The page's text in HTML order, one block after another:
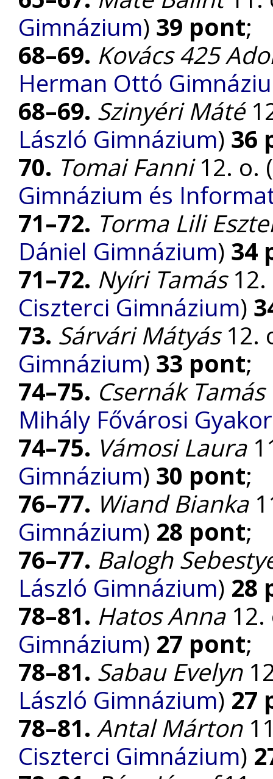
Gimnázium) 39 pont;
68–69. Kovács 425
Herman Ottó
68–69. Szinyéri Máté
László Gimnázium) 36
70. Tomai Fanni12. o. (
Gimnázium és
71–72. Torma Lili
Dániel Gimnázium) 34
71–72. Nyíri Tamás12.
Ciszterci Gimnázium)
73. Sárvári Mátyás12.
Gimnázium) 33 pont;
74–75. Csernák Tamás
Mihály Fővárosi
74–75. Vámosi Laura
Gimnázium) 30 pont;
76–77. Wiand Bianka
Gimnázium) 28 pont;
76–77. Balogh
László Gimnázium) 28
78–81. Hatos Anna12.
Gimnázium) 27 pont;
78–81. Sabau Evelyn
László Gimnázium) 27
78–81. Antal Márton
Ciszterci Gimnázium)